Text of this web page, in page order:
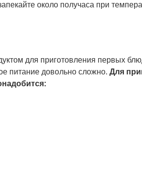
около получаса при
для приготовления первых
питание довольно сложно. Для